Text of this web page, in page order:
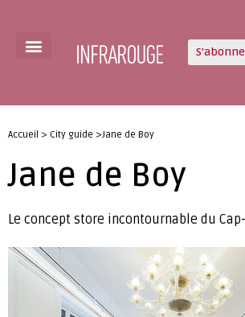
Accueil > City guide >Jane de Boy
Jane de Boy
Le concept store incontournable du